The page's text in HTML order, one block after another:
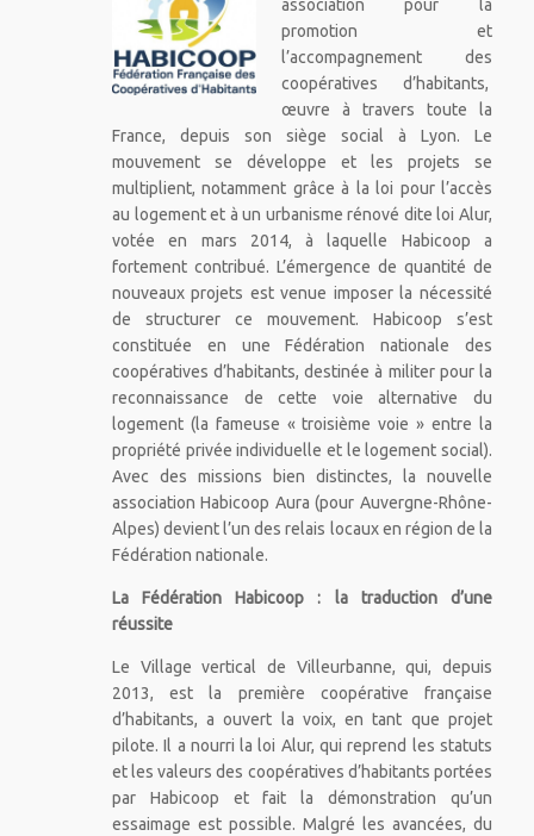
association pour la
promotion et
l’accompagnement des
coopératives d’habitants,
œuvre à travers toute la
France, depuis son siège social à Lyon. Le
mouvement se développe et les projets se
multiplient, notamment grâce à la loi pour l’accès
au logement et à un urbanisme rénové dite loi Alur,
votée en mars 2014, à laquelle Habicoop a
fortement contribué. L’émergence de quantité de
nouveaux projets est venue imposer la nécessité
de structurer ce mouvement. Habicoop s’est
constituée en une Fédération nationale des
coopératives d’habitants, destinée à militer pour la
reconnaissance de cette voie alternative du
logement (la fameuse « troisième voie » entre la
propriété privée individuelle et le logement social).
Avec des missions bien distinctes, la nouvelle
association Habicoop Aura (pour Auvergne-Rhône-
Alpes) devient l’un des relais locaux en région de la
Fédération nationale.
La Fédération Habicoop : la traduction d’une
réussite
Le Village vertical de Villeurbanne, qui, depuis
2013, est la première coopérative française
d’habitants, a ouvert la voix, en tant que projet
pilote. Il a nourri la loi Alur, qui reprend les statuts
et les valeurs des coopératives d’habitants portées
par Habicoop et fait la démonstration qu’un
essaimage est possible. Malgré les avancées, du